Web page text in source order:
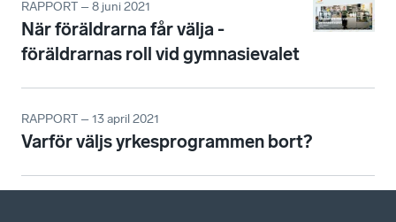
RAPPORT – 8 juni 2021
När föräldrarna får välja -
föräldrarnas roll vid gymnasievalet
RAPPORT – 13 april 2021
Varför väljs yrkesprogrammen bort?